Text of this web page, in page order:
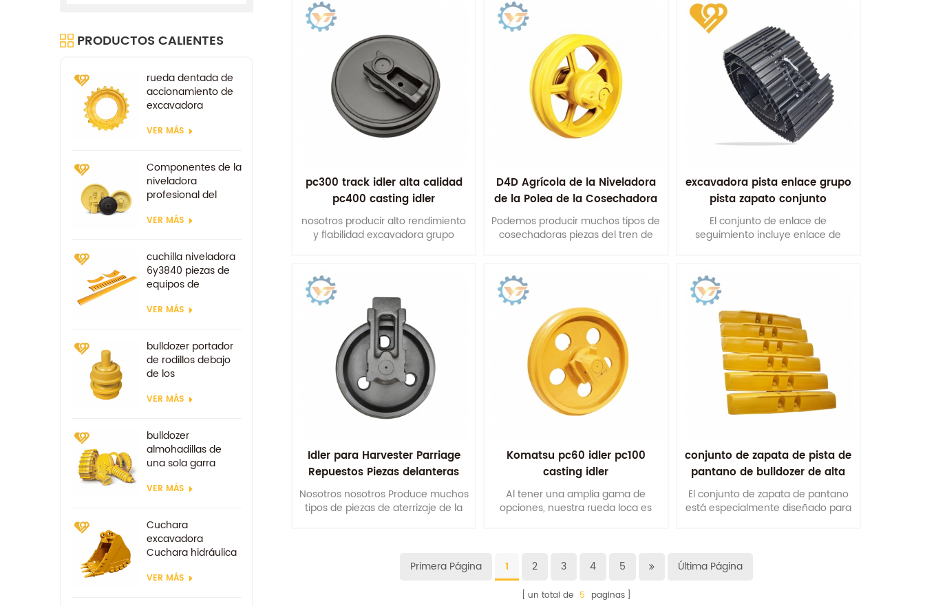
PRODUCTOS CALIENTES
rueda dentada de
accionamiento de
excavadora
de rodaje kobelco
VER MÁS
Componentes de la
niveladora
profesional del
d85
VER MÁS
cuchilla niveladora
6y3840 piezas de
equipos de
de desgaste de
VER MÁS
bulldozer portador
de rodillos debajo
de los
VER MÁS
bulldozer
almohadillas de
una sola garra
excavadora
VER MÁS
Cuchara
excavadora
Cuchara hidráulica
Cucharas
VER MÁS
pc300 track idler alta calidad
pc400 casting idler
nosotros producir alto rendimiento
y fiabilidad excavadora grupo
D4D Agrícola de la Niveladora
de la Polea de la Cosechadora
de Tren de rodaje de la rueda
Frontal
Podemos producir muchos tipos de
cosechadoras piezas del tren de
la Polea. Para más detalles, por
favor póngase en contacto con
nosotros.
excavadora pista enlace grupo
pista zapato conjunto
El conjunto de enlace de
seguimiento incluye enlace de
seguimiento. Es una parte
importante del tren de rodaje de
excavadoras y excavadoras.
Idler para Harvester Parriage
Repuestos Piezas delanteras
Nosotros nosotros Produce muchos
tipos de piezas de aterrizaje de la
expectativas.
Komatsu pc60 idler pc100
casting idler
Al tener una amplia gama de
opciones, nuestra rueda loca es
toneladas.
conjunto de zapata de pista de
pantano de bulldozer de alta
calidad
El conjunto de zapata de pantano
está especialmente diseñado para
Primera Página
1 2 3 4 5 Última Página
un total de 5 paginas